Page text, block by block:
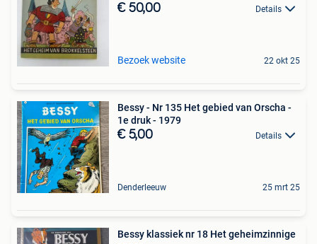
€ 50,00 Details
Bezoek website 22 okt 25
Bessy - Nr 135 Het gebied van Orscha -
1e druk - 1979
€ 5,00 Details
Denderleeuw 25 mrt 25
Bessy klassiek nr 18 Het geheimzinnige